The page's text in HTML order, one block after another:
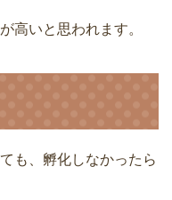
高いと思われます。
も、孵化しなかったら